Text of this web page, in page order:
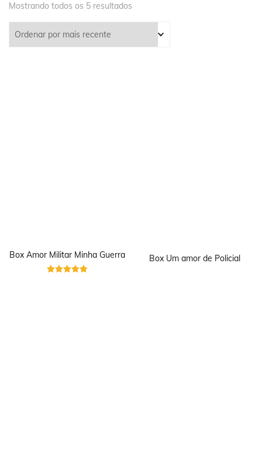
Mostrando todos os 5 resultados
Box Amor Militar Minha Guerra Box Um amor de Policial